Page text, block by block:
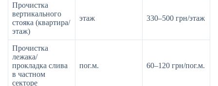
Прочистка
вертикального
стояка (квартира/
этаж)
этаж 330–500 грн/этаж
Прочистка
лежака/
прокладка слива
в частном
секторе
пог.м. 60–120 грн/пог.м.